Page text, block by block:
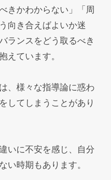
きかわからない」「周
向き合えばよいか迷
ランスをどう取るべき
えています。
、様々な指導論に惑わ
してしまうことがあり
いに不安を感じ、自分
い時期もあります。